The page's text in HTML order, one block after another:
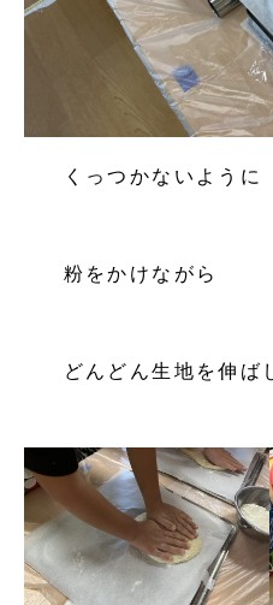
くっつかないように
粉をかけながら
どんどん生地を伸ば